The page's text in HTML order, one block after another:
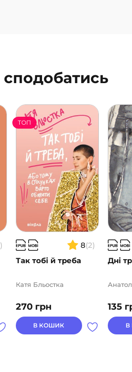
8(2)
Так тобі й треба
ТОП
270 грн
Катя Бльостка
В КОШИК
Дні
135
В